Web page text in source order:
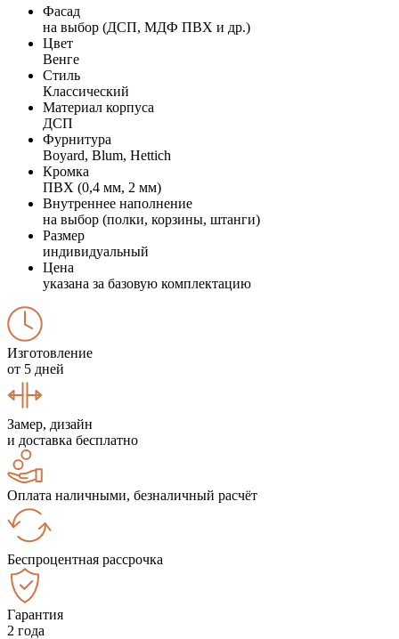
Фасад
на выбор (ДСП, МДФ ПВХ и др.)
Цвет
Венге
Стиль
Классический
Материал корпуса
ДСП
Фурнитура
Boyard, Blum, Hettich
Кромка
ПВХ (0,4 мм, 2 мм)
Внутреннее наполнение
на выбор (полки, корзины, штанги)
Размер
индивидуальный
Цена
указана за базовую комплектацию
Изготовление
от 5 дней
Замер, дизайн
и доставка бесплатно
Оплата наличными, безналичный расчёт
Беспроцентная рассрочка
Гарантия
2 года